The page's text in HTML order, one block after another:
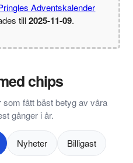
Adventskalender
till2025-11-09.
chips
som fått bäst betyg av våra
gånger i år.
Nyheter Billigast